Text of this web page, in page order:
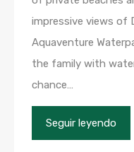
impressive views of
Aquaventure
the family with
chance…
Seguir leyendo